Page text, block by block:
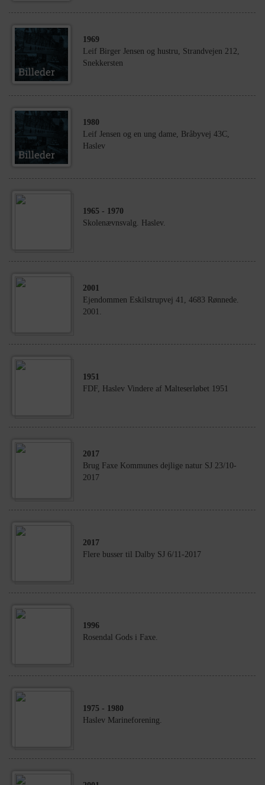
1969
Leif Birger Jensen og hustru, Strandvejen 212,
Snekkersten
1980
Leif Jensen og en ung dame, Bråbyvej 43C,
Haslev
1965 - 1970
Skolenævnsvalg. Haslev.
2001
Ejendommen Eskilstrupvej 41, 4683 Rønnede.
2001.
1951
FDF, Haslev Vindere af Malteserløbet 1951
2017
Brug Faxe Kommunes dejlige natur SJ 23/10-
2017
2017
Flere busser til Dalby SJ 6/11-2017
1996
Rosendal Gods i Faxe.
1975 - 1980
Haslev Marineforening.